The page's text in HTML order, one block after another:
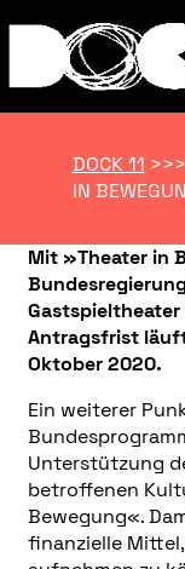
DOCK 11 >>>
IN
Mit »Theater in
Bundesregierung
Antragsfrist
Oktober 2020.
Ein weiterer
Unterstützung
betroffenen
Bewegung«.
finanzielle